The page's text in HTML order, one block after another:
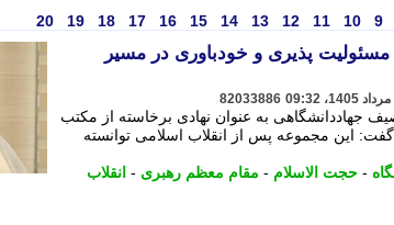
9
10
11
12
13
14
15
16
17
18
19
20
پذیری و خودباوری در مسیر
82033886
جهاددانشگاهی به عنوان نهادی برخاسته از مکتب
این مجموعه پس از انقلاب اسلامی توانسته
- حجت الاسلام - مقام معظم رهبری - انقلاب